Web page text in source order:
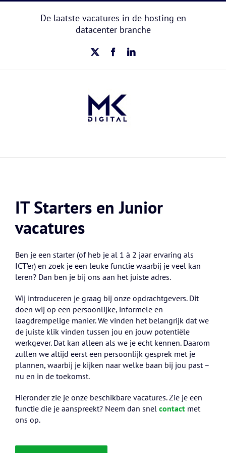
De laatste vacatures in de hosting en
datacenter branche
X FacebookLinkedIn
IT Starters en Junior
vacatures
Ben je een starter (of heb je al 1 à 2 jaar ervaring als
ICT’er) en zoek je een leuke functie waarbij je veel kan
leren? Dan ben je bij ons aan het juiste adres.
Wij introduceren je graag bij onze opdrachtgevers. Dit
doen wij op een persoonlijke, informele en
laagdrempelige manier. We vinden het belangrijk dat we
de juiste klik vinden tussen jou en jouw potentiële
werkgever. Dat kan alleen als we je echt kennen. Daarom
zullen we altijd eerst een persoonlijk gesprek met je
plannen, waarbij je kijken naar welke baan bij jou past –
nu en in de toekomst.
Hieronder zie je onze beschikbare vacatures. Zie je een
functie die je aanspreekt? Neem dan snel contact met
ons op.